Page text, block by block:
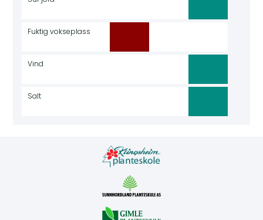
Fuktig vokseplass
Vind
Salt